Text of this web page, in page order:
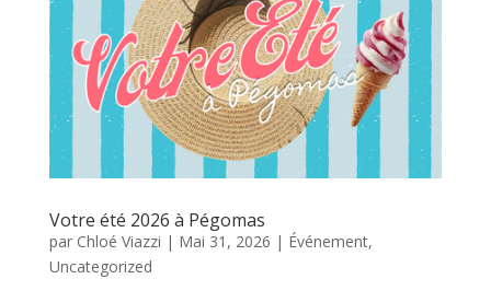
Votre été 2026 à Pégomas
par Chloé Viazzi | Mai 31, 2026 | Événement,
Uncategorized